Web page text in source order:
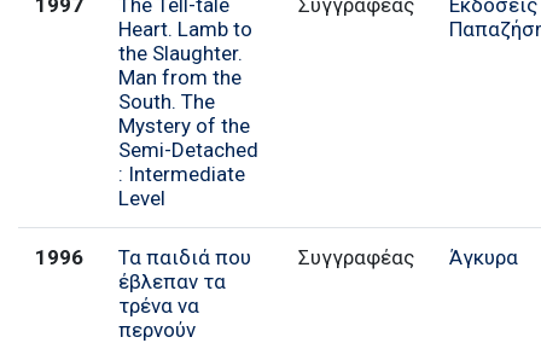
Heart. Lamb to
the Slaughter.
Man from the
South. The
Mystery of the
Semi-Detached
: Intermediate
Level
1996
Τα παιδιά που
έβλεπαν τα
τρένα να
περνούν
Συγγραφέας Άγκυρα